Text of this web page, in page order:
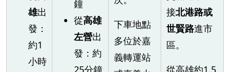
雄出
發：
約1
小時
鐘
從高雄
左營出
發：約
25分鐘
下車地點
多位於嘉
義轉運站
接北港路或
世賢路進市
區。
從高雄約1.5